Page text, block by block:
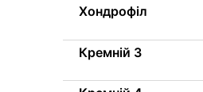
Хондрофіл
Кремній 3